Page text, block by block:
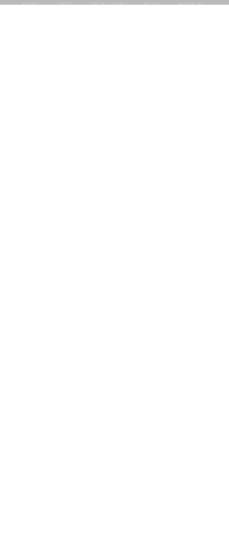
植髮
減重 雷射減脂 胸部 微整形